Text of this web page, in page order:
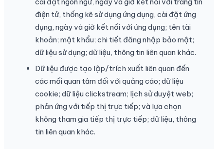
cài đặt ngôn ngữ, ngày và giờ kết nối với trang tin
điện tử, thống kê sử dụng ứng dụng, cài đặt ứng
dụng, ngày và giờ kết nối với ứng dụng; tên tài
khoản; mật khẩu; chi tiết đăng nhập bảo mật;
dữ liệu sử dụng; dữ liệu, thông tin liên quan khác.
Dữ liệu được tạo lập/trích xuất liên quan đến
các mối quan tâm đối với quảng cáo; dữ liệu
cookie; dữ liệu clickstream; lịch sử duyệt web;
phản ứng với tiếp thị trực tiếp; và lựa chọn
không tham gia tiếp thị trực tiếp; dữ liệu, thông
tin liên quan khác.